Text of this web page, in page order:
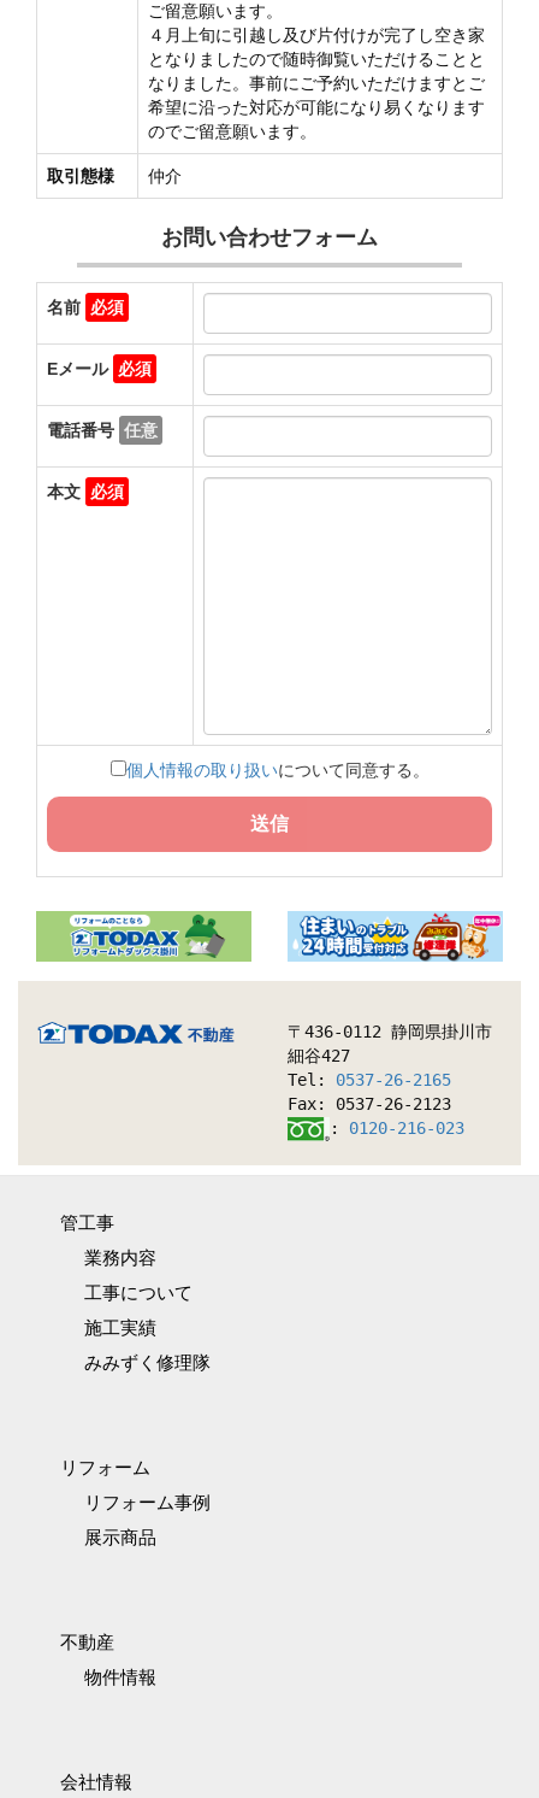
ご留意願います。
４月上旬に引越し及び片付けが完了し空き家
となりましたので随時御覧いただけることと
なりました。事前にご予約いただけますとご
希望に沿った対応が可能になり易くなります
のでご留意願います。
取引態様 仲介
お問い合わせフォーム
名前 必須
Eメール 必須
電話番号 任意
本文 必須
個人情報の取り扱いについて同意する。
送信
〒436-0112 静岡県掛川市
細谷427
Tel: 0537-26-2165
Fax: 0537-26-2123
: 0120-216-023
管工事
業務内容
工事について
施工実績
みみずく修理隊
リフォーム
リフォーム事例
展示商品
不動産
物件情報
会社情報